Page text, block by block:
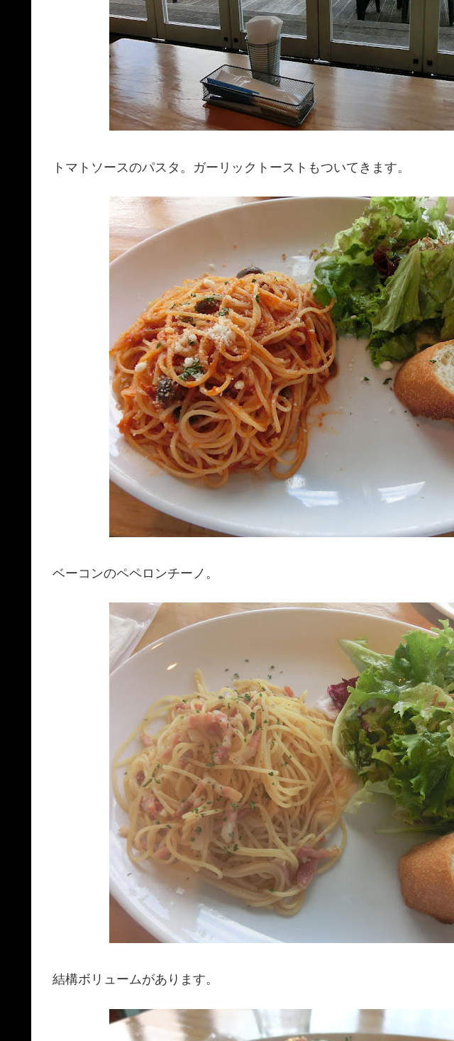
トマトソースのパスタ。ガーリックトーストもついてきます。
ベーコンのペペロンチーノ。
結構ボリュームがあります。